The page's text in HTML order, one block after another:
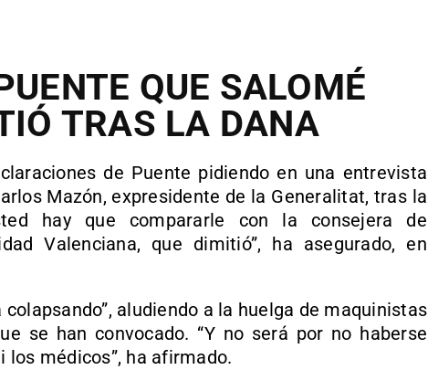
QUE SALOMÉ
TRAS LA DANA
de Puente pidiendo en una entrevista
Mazón, expresidente de la Generalitat, tras la
hay que compararle con la consejera de
Valenciana, que dimitió”, ha asegurado, en
colapsando”, aludiendo a la huelga de maquinistas
se han convocado. “Y no será por no haberse
médicos”, ha afirmado.